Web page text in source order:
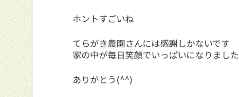
ホントすごいね
てらがき農園さんには感謝しかないです
家の中が毎日笑顔でいっぱいになりました
ありがとう(^^)